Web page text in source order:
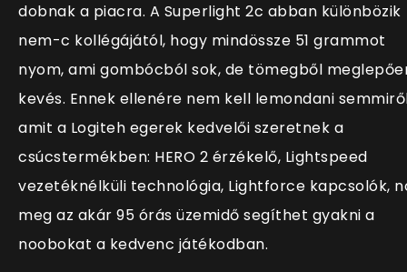
dobnak a piacra. A Superlight 2c abban különbözik
nem-c kollégájától, hogy mindössze 51 grammot
nyom, ami gombócból sok, de tömegből
kevés. Ennek ellenére nem kell lemondani
amit a Logiteh egerek kedvelői szeretnek a
csúcstermékben: HERO 2 érzékelő, Lightspeed
vezetéknélküli technológia, Lightforce kapcsolók,
meg az akár 95 órás üzemidő segíthet gyakni a
noobokat a kedvenc játékodban.